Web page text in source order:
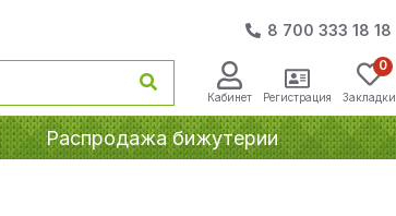
8 700 333 18 18
Кабинет Регистрация Закладки
0
Распродажа бижутерии